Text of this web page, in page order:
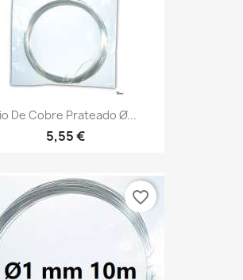
De Cobre Prateado Ø...
5,55 €
favorite_border